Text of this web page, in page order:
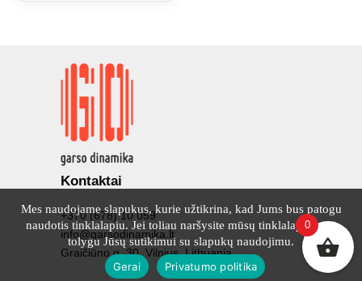
Kontaktai
+370 (678) 10 059
info@garsodinamika.lt
Graičiūno g. 30, Vilnius, Lithuania
0
Mes naudojame slapukus, kurie užtikrina, kad Jums bus patogu
naudotis tinklalapiu. Jei toliau naršysite mūsų tinklalapyje, tai
tolygu Jūsų sutikimui su slapukų naudojimu.
Gerai
Privatumo politika